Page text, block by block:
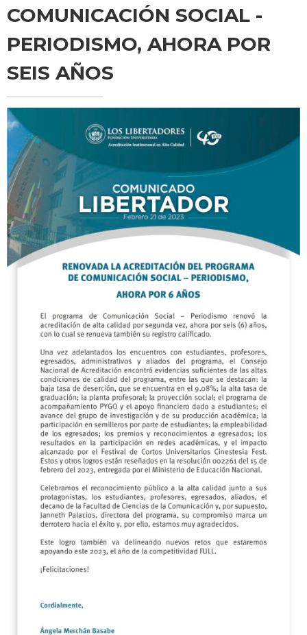
COMUNICACIÓN SOCIAL -
PERIODISMO, AHORA POR
SEIS AÑOS